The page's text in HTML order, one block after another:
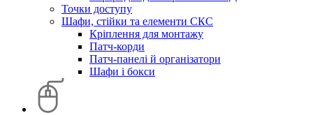
Точки доступу
Шафи, стійки та елементи СКС
Кріплення для монтажу
Патч-корди
Патч-панелі й організатори
Шафи і бокси